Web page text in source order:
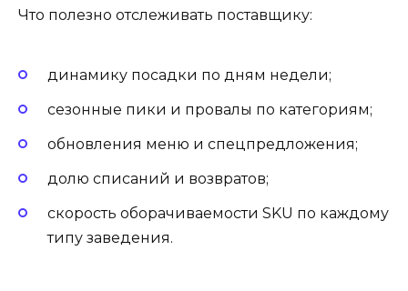
Что полезно отслеживать поставщику:
динамику посадки по дням недели;
сезонные пики и провалы по категориям;
обновления меню и спецпредложения;
долю списаний и возвратов;
скорость оборачиваемости SKU по каждому
типу заведения.